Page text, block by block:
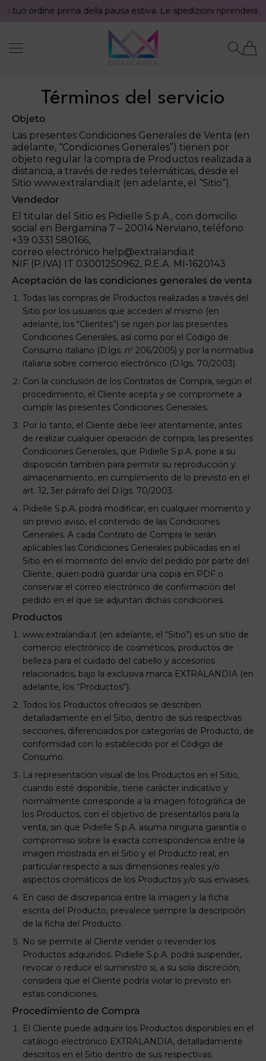
IR AL CONTENIDO
ordine prima della pausa estiva. Le spedizioni riprenderanno
Extralandia
Términos del servicio
Objeto
Las presentes Condiciones Generales de Venta (en
adelante, “Condiciones Generales”) tienen por
objeto regular la compra de Productos realizada a
distancia, a través de redes telemáticas, desde el
Sitio www.extralandia.it (en adelante, el “Sitio”).
Vendedor
El titular del Sitio es Pidielle S.p.A., con domicilio
social en Bergamina 7 – 20014 Nerviano, teléfono
+39 0331 580166,
correo electrónico help@extralandia.it
NIF (P.IVA) IT 03001250962, R.E.A. MI-1620143
Aceptación de las condiciones generales de venta
Todas las compras de Productos realizadas a través del
Sitio por los usuarios que acceden al mismo (en
adelante, los “Clientes”) se rigen por las presentes
Condiciones Generales, así como por el Código de
Consumo italiano (D.lgs. nº 206/2005) y por la normativa
italiana sobre comercio electrónico (D.lgs. 70/2003).
Con la conclusión de los Contratos de Compra, según el
procedimiento, el Cliente acepta y se compromete a
cumplir las presentes Condiciones Generales.
Por lo tanto, el Cliente debe leer atentamente, antes
de realizar cualquier operación de compra, las presentes
Condiciones Generales, que Pidielle S.p.A. pone a su
disposición también para permitir su reproducción y
almacenamiento, en cumplimiento de lo previsto en el
art. 12, 3er párrafo del D.lgs. 70/2003.
Pidielle S.p.A. podrá modificar, en cualquier momento y
sin previo aviso, el contenido de las Condiciones
Generales. A cada Contrato de Compra le serán
aplicables las Condiciones Generales publicadas en el
Sitio en el momento del envío del pedido por parte del
Cliente, quien podrá guardar una copia en PDF o
conservar el correo electrónico de confirmación del
pedido en el que se adjuntan dichas condiciones.
Productos
www.extralandia.it (en adelante, el “Sitio”) es un sitio de
comercio electrónico de cosméticos, productos de
belleza para el cuidado del cabello y accesorios
relacionados, bajo la exclusiva marca EXTRALANDIA (en
adelante, los “Productos”).
Todos los Productos ofrecidos se describen
detalladamente en el Sitio, dentro de sus respectivas
secciones, diferenciados por categorías de Producto, de
conformidad con lo establecido por el Código de
Consumo.
La representación visual de los Productos en el Sitio,
cuando esté disponible, tiene carácter indicativo y
normalmente corresponde a la imagen fotográfica de
los Productos, con el objetivo de presentarlos para la
venta, sin que Pidielle S.p.A. asuma ninguna garantía o
compromiso sobre la exacta correspondencia entre la
imagen mostrada en el Sitio y el Producto real, en
particular respecto a sus dimensiones reales y/o
aspectos cromáticos de los Productos y/o sus envases.
En caso de discrepancia entre la imagen y la ficha
escrita del Producto, prevalece siempre la descripción
de la ficha del Producto.
No se permite al Cliente vender o revender los
Productos adquiridos. Pidielle S.p.A. podrá suspender,
revocar o reducir el suministro si, a su sola discreción,
considera que el Cliente podría violar lo previsto en
estas condiciones.
Procedimiento de Compra
El Cliente puede adquirir los Productos disponibles en el
catálogo electrónico EXTRALANDIA, detalladamente
descritos en el Sitio dentro de sus respectivas